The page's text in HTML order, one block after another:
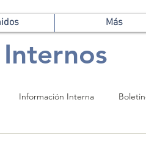
Más
Información Interna